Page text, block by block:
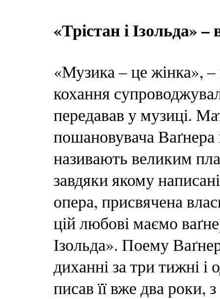
«Трістан і Ізольда»
«Музика – це жінка»,
кохання
передавав у музиці.
пошановувача Ваґнера
називають великим
завдяки якому
опера, присвячена
цій любові маємо
Ізольда». Поему
диханні за три тижні і
писав її вже два роки,